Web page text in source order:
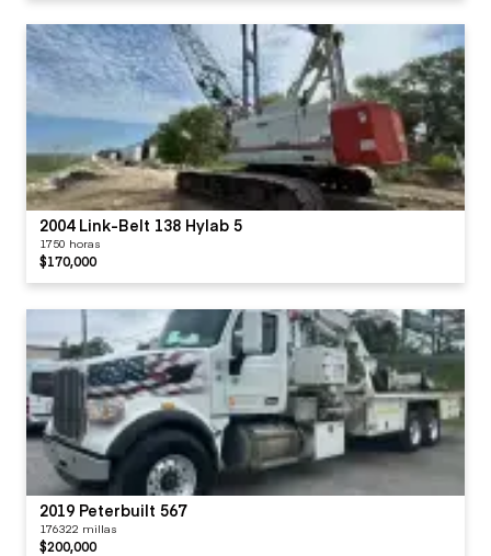
2004 Link-Belt 138 Hylab 5
1750 horas
$170,000
2019 Peterbuilt 567
176322 millas
$200,000